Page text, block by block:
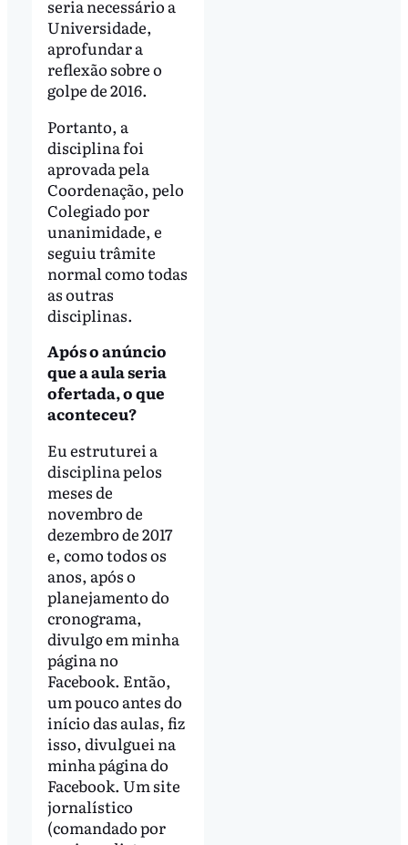
seria necessário a
Universidade,
aprofundar a
reflexão sobre o
golpe de 2016.
Portanto, a
disciplina foi
aprovada pela
Coordenação, pelo
Colegiado por
unanimidade, e
seguiu trâmite
normal como todas
as outras
disciplinas.
Após o anúncio
que a aula seria
ofertada, o que
aconteceu?
Eu estruturei a
disciplina pelos
meses de
novembro de
dezembro de 2017
e, como todos os
anos, após o
planejamento do
cronograma,
divulgo em minha
página no
Facebook. Então,
um pouco antes do
início das aulas, fiz
isso, divulguei na
minha página do
Facebook. Um site
jornalístico
(comandado por